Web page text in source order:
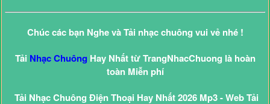
Chúc các bạn Nghe và Tải nhạc chuông vui vẻ nhé !
Tải Nhạc Chuông Hay Nhất từ TrangNhacChuong là hoàn
toàn Miễn phí
Tải Nhạc Chuông Điện Thoại Hay Nhất 2026 Mp3 - Web Tải